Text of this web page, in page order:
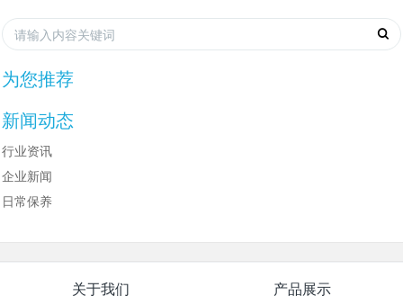
为您推荐
新闻动态
行业资讯
企业新闻
日常保养
关于我们 产品展示